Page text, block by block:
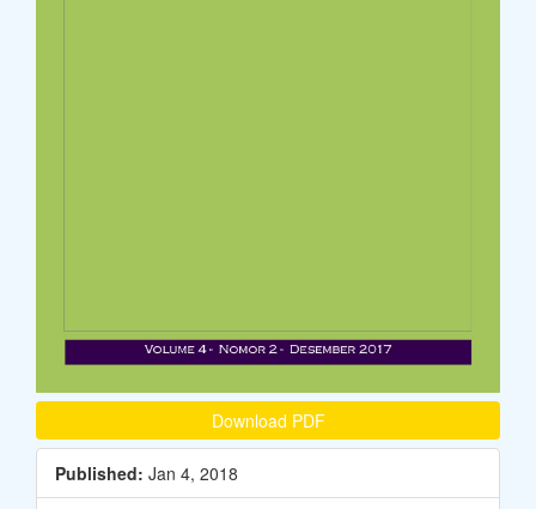
Download PDF
Published: Jan 4, 2018